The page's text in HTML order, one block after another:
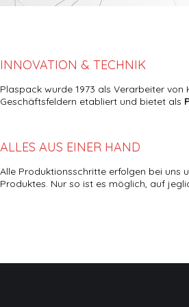
INNOVATION & TECHNIK
Plaspack wurde 1973 als Verarbeiter
Geschäftsfeldern etabliert und bietet als
ALLES AUS EINER HAND
Alle Produktionsschritte erfolgen bei uns
Produktes. Nur so ist es möglich, auf